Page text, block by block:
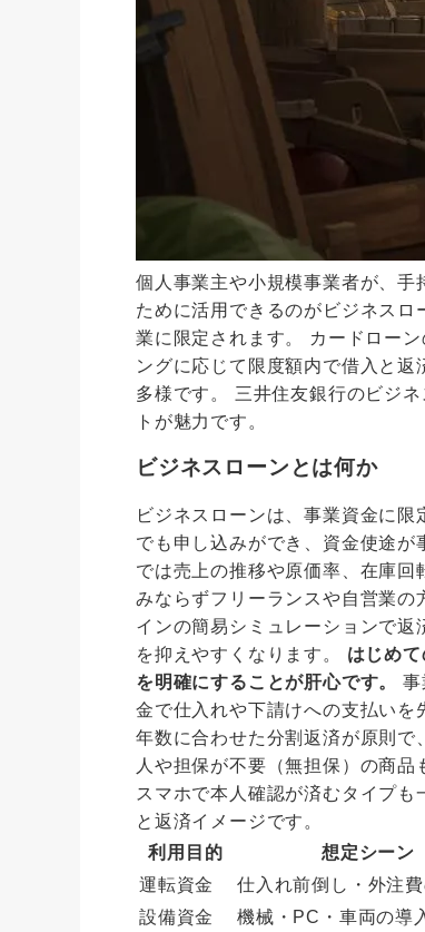
個人事業主や小規模事業者が、手
ために活用できるのがビジネス
業に限定されます。 カードロー
ングに応じて限度額内で借入と
多様です。 三井住友銀行のビジ
トが魅力です。
ビジネスローンとは何か
ビジネスローンは、事業資金に
でも申し込みができ、資金使途
では売上の推移や原価率、在庫
みならずフリーランスや自営業の
インの簡易シミュレーションで
を抑えやすくなります。 はじめ
を明確にすることが肝心です。
事
金で仕入れや下請けへの支払いを
年数に合わせた分割返済が原則で
人や担保が不要（無担保）の商
スマホで本人確認が済むタイプ
と返済イメージです。
利用目的
想定シーン
運転資金
仕入れ前倒し・外注
設備資金
機械・PC・車両の導